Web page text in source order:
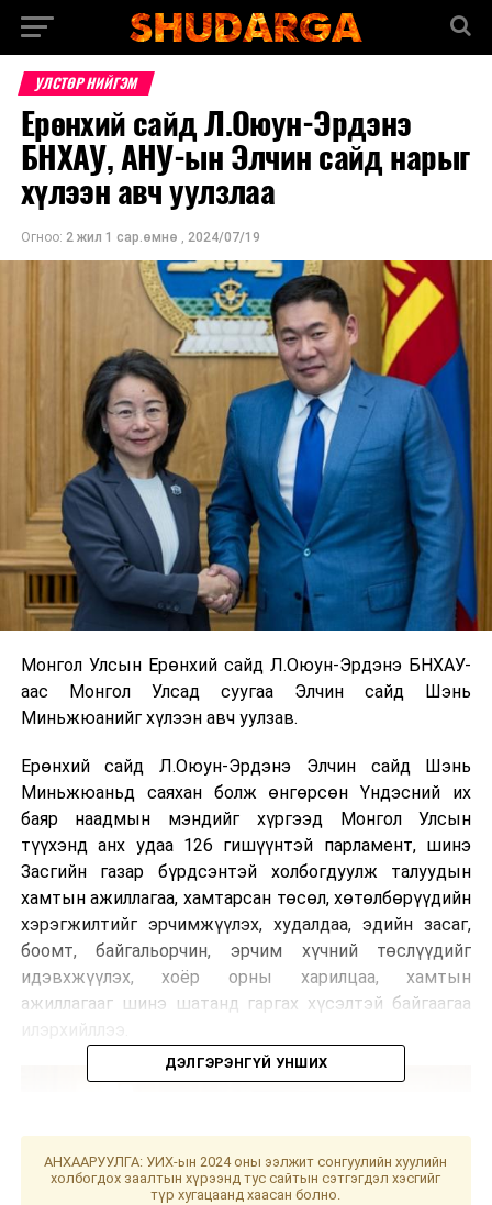
УЛСТӨР НИЙГЭМ
Ерөнхий сайд Л.Оюун-Эрдэнэ
БНХАУ, АНУ-ын Элчин сайд нарыг
хүлээн авч уулзлаа
Огноо: 2 жил 1 сар.өмнө , 2024/07/19
Монгол Улсын Ерөнхий сайд Л.Оюун-Эрдэнэ БНХАУ-
аас Монгол Улсад суугаа Элчин сайд Шэнь
Миньжюанийг хүлээн авч уулзав.
Ерөнхий сайд Л.Оюун-Эрдэнэ Элчин сайд Шэнь
Миньжюаньд саяхан болж өнгөрсөн Үндэсний их
баяр наадмын мэндийг хүргээд Монгол Улсын
түүхэнд анх удаа 126 гишүүнтэй парламент, шинэ
Засгийн газар бүрдсэнтэй холбогдуулж талуудын
хамтын ажиллагаа, хамтарсан төсөл, хөтөлбөрүүдийн
хэрэгжилтийг эрчимжүүлэх, худалдаа, эдийн засаг,
боомт, байгальорчин, эрчим хүчний төслүүдийг
идэвхжүүлэх, хоёр орны харилцаа, хамтын
ажиллагааг шинэ шатанд гаргах хүсэлтэй байгаагаа
ДЭЛГЭРЭНГҮЙ УНШИХ
АНХААРУУЛГА: УИХ-ын 2024 оны ээлжит сонгуулийн хуулийн
холбогдох заалтын хүрээнд тус сайтын сэтгэгдэл хэсгийг
түр хугацаанд хаасан болно.